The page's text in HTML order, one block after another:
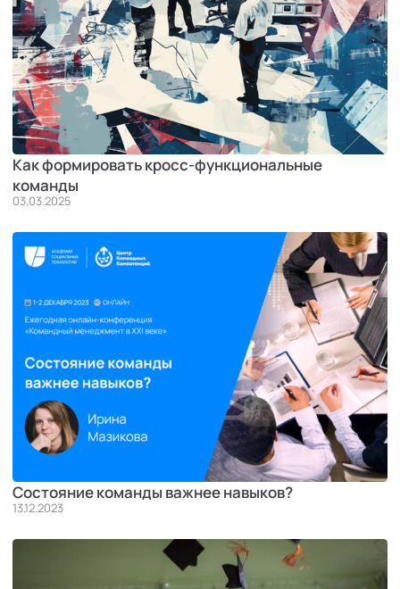
Как формировать кросс-функциональные
команды
03.03.2025
Состояние команды важнее навыков?
13.12.2023